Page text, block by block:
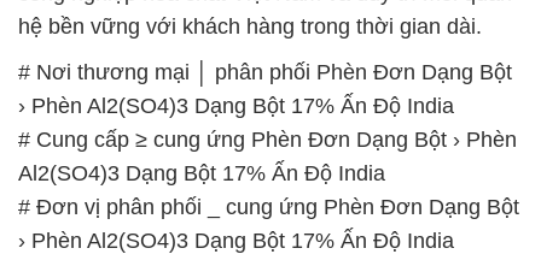
hệ bền vững với khách hàng trong thời gian dài.
# Nơi thương mại │ phân phối Phèn Đơn Dạng Bột
› Phèn Al2(SO4)3 Dạng Bột 17% Ấn Độ India
# Cung cấp ≥ cung ứng Phèn Đơn Dạng Bột › Phèn
Al2(SO4)3 Dạng Bột 17% Ấn Độ India
# Đơn vị phân phối _ cung ứng Phèn Đơn Dạng Bột
› Phèn Al2(SO4)3 Dạng Bột 17% Ấn Độ India